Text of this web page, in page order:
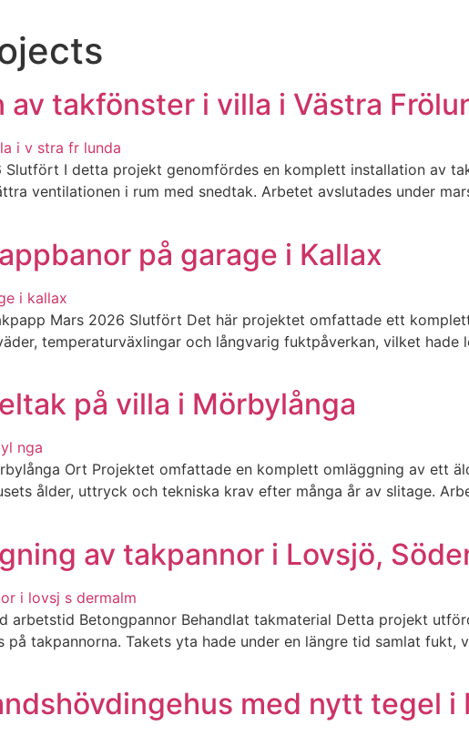
takfönster i villa i Västra
I detta projekt genomfördes en komplett installation av
ventilationen i rum med snedtak. Arbetet avslutades under
på garage i Kallax
Mars 2026 Slutfört Det här projektet omfattade ett
temperaturväxlingar och långvarig fuktpåverkan, vilket
på villa i Mörbylånga
Ort Projektet omfattade en komplett omläggning av ett
ålder, uttryck och tekniska krav efter många år av slitage.
av takpannor i Lovsjö,
arbetstid Betongpannor Behandlat takmaterial Detta projekt
takpannorna. Takets yta hade under en längre tid samlat
med nytt tegel i